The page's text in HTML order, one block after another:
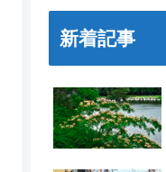
新着記事